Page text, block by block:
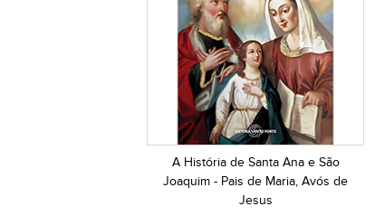
A História de Santa Ana e São
Joaquim - Pais de Maria, Avós de
Jesus